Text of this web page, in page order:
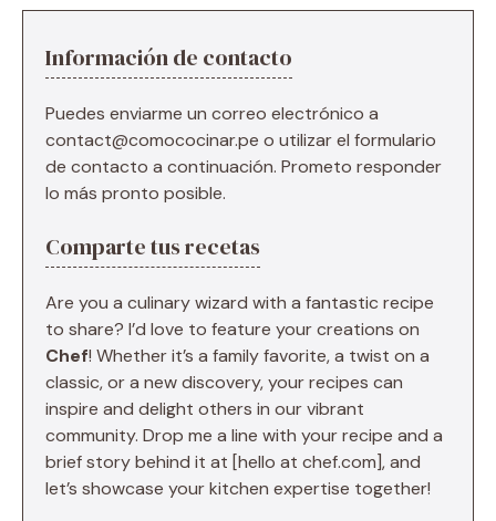
Información de contacto
Puedes enviarme un correo electrónico a
contact@comococinar.pe o utilizar el formulario
de contacto a continuación. Prometo responder
lo más pronto posible.
Comparte tus recetas
Are you a culinary wizard with a fantastic recipe
to share? I’d love to feature your creations on
Chef! Whether it’s a family favorite, a twist on a
classic, or a new discovery, your recipes can
inspire and delight others in our vibrant
community. Drop me a line with your recipe and a
brief story behind it at [hello at chef.com], and
let’s showcase your kitchen expertise together!